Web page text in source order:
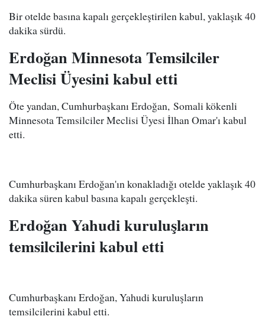
Bir otelde basına kapalı gerçekleştirilen kabul, yaklaşık 40
dakika sürdü.
Erdoğan Minnesota Temsilciler
Meclisi Üyesini kabul etti
Öte yandan, Cumhurbaşkanı Erdoğan, Somali kökenli
Minnesota Temsilciler Meclisi Üyesi İlhan Omar'ı kabul
etti.
Cumhurbaşkanı Erdoğan'ın konakladığı otelde yaklaşık 40
dakika süren kabul basına kapalı gerçekleşti.
Erdoğan Yahudi kuruluşların
temsilcilerini kabul etti
Cumhurbaşkanı Erdoğan, Yahudi kuruluşların
temsilcilerini kabul etti.